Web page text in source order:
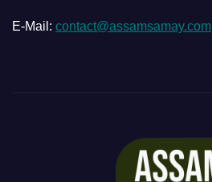
E-Mail: contact@assamsamay.com